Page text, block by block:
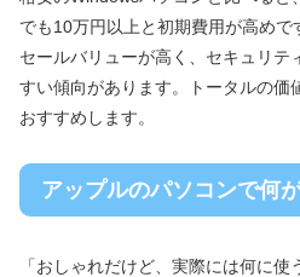
でも10万円以上と初期費用が高めで
セールバリューが高く、セキュリテ
すい傾向があります。トータルの価
おすすめします。
アップルのパソコンで何
「おしゃれだけど、実際には何に